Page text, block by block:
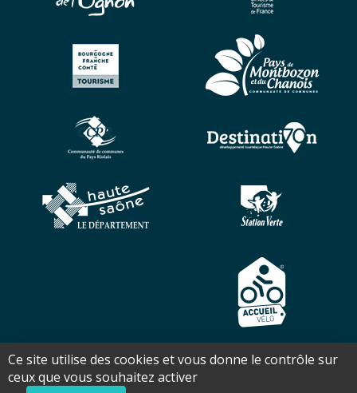
Copyright ©2026 - Office de tourisme Pays des 7 Rivières - Tous
droits réservés - Réalisation Torop.Net - Site mis à jour avec
Ce site utilise des cookies et vous donne le contrôle sur
ceux que vous souhaitez activer